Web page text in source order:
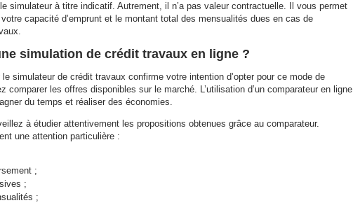
simulateur à titre indicatif. Autrement, il n’a pas valeur contractuelle. Il vous permet
capacité d’emprunt et le montant total des mensualités dues en cas de
simulation de crédit travaux en ligne ?
simulateur de crédit travaux confirme votre intention d’opter pour ce mode de
comparer les offres disponibles sur le marché. L’utilisation d’un comparateur en ligne
du temps et réaliser des économies.
à étudier attentivement les propositions obtenues grâce au comparateur.
une attention particulière :
;
;
;